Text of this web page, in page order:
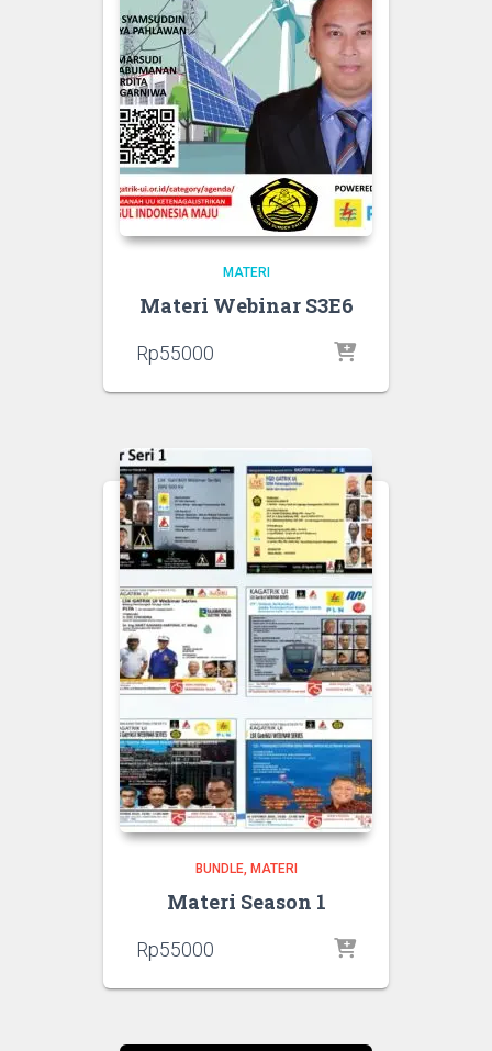
MATERI
Materi Webinar S3E6
Rp55000
BUNDLE MATERI
Materi Season 1
Rp55000